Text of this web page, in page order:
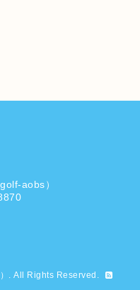
aobs）
. All Rights Reserved.